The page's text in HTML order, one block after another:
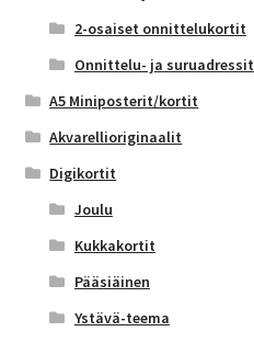
2-osaiset onnittelukortit
Onnittelu- ja suruadressit
A5 Miniposterit/kortit
Akvarellioriginaalit
Digikortit
Joulu
Kukkakortit
Pääsiäinen
Ystävä-teema